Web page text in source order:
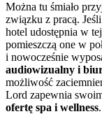
Można tu śmiało
związku z pracą.
hotel udostępnia w
pomieszczą one w
i nowocześnie
audiowizualny i
możliwość
Lord zapewnia
ofertę spa i wellness.